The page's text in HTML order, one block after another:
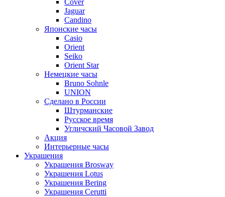
Cover
Jaguar
Candino
Японские часы
Casio
Orient
Seiko
Orient Star
Немецкие часы
Bruno Sohnle
UNION
Сделано в России
Штурманские
Русское время
Угличский Часовой Завод
Акция
Интерьерные часы
Украшения
Украшения Brosway
Украшения Lotus
Украшения Bering
Украшения Cerutti